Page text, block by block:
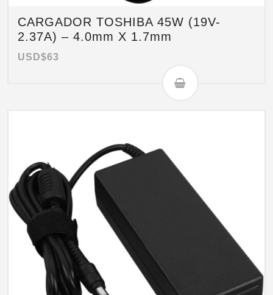
CARGADOR TOSHIBA 45W (19V-
2.37A) – 4.0mm X 1.7mm
USD$63